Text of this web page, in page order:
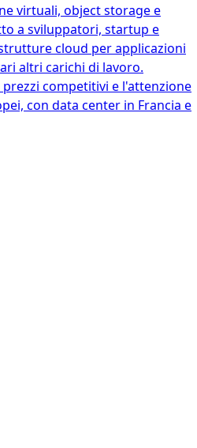
virtuali, object storage e
a sviluppatori, startup e
cloud per applicazioni
altri carichi di lavoro.
competitivi e l'attenzione
con data center in Francia e